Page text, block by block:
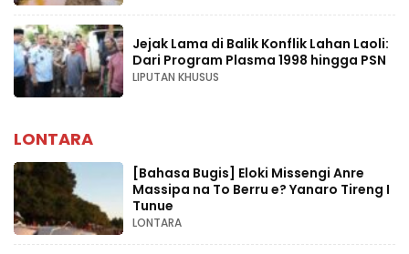
Jejak Lama di Balik Konflik Lahan Laoli:
Dari Program Plasma 1998 hingga PSN
LIPUTAN KHUSUS
LONTARA
[Bahasa Bugis] ‎Eloki Missengi Anre
Massipa na To Berru e? Yanaro Tireng I
Tunue
LONTARA